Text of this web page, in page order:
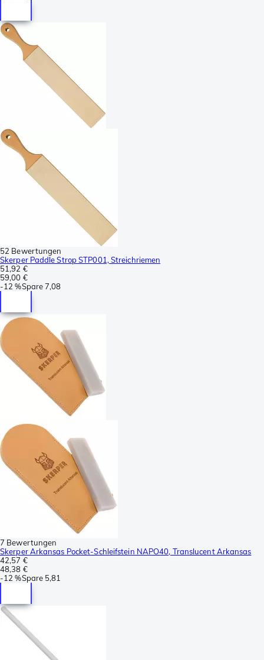
52 Bewertungen
Skerper Paddle Strop STP001, Streichriemen
51,92 €
59,00 €
-12 %Spare7,08
7 Bewertungen
Skerper Arkansas Pocket-Schleifstein NAPO40, Translucent Arkansas
42,57 €
48,38 €
-12 %Spare 5,81